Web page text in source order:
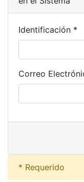
Identificación *
Correo
* Requerido